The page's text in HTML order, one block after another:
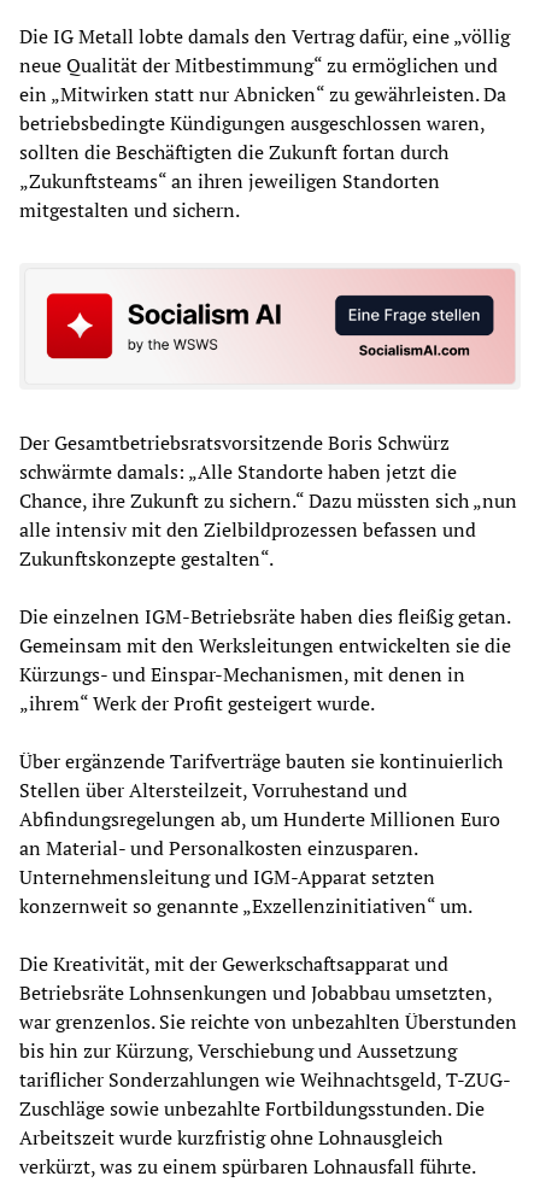
Die IG Metall lobte damals den Vertrag dafür, eine „völlig
neue Qualität der Mitbestimmung“ zu ermöglichen und
ein „Mitwirken statt nur Abnicken“ zu gewährleisten. Da
betriebsbedingte Kündigungen ausgeschlossen waren,
sollten die Beschäftigten die Zukunft fortan durch
„Zukunftsteams“ an ihren jeweiligen Standorten
mitgestalten und sichern.
Der Gesamtbetriebsratsvorsitzende Boris Schwürz
schwärmte damals: „Alle Standorte haben jetzt die
Chance, ihre Zukunft zu sichern.“ Dazu müssten sich „nun
alle intensiv mit den Zielbildprozessen befassen und
Zukunftskonzepte gestalten“.
Die einzelnen IGM-Betriebsräte haben dies fleißig getan.
Gemeinsam mit den Werksleitungen entwickelten sie die
Kürzungs- und Einspar-Mechanismen, mit denen in
„ihrem“ Werk der Profit gesteigert wurde.
Über ergänzende Tarifverträge bauten sie kontinuierlich
Stellen über Altersteilzeit, Vorruhestand und
Abfindungsregelungen ab, um Hunderte Millionen Euro
an Material- und Personalkosten einzusparen.
Unternehmensleitung und IGM-Apparat setzten
konzernweit so genannte „Exzellenzinitiativen“ um.
Die Kreativität, mit der Gewerkschaftsapparat und
Betriebsräte Lohnsenkungen und Jobabbau umsetzten,
war grenzenlos. Sie reichte von unbezahlten Überstunden
bis hin zur Kürzung, Verschiebung und Aussetzung
tariflicher Sonderzahlungen wie Weihnachtsgeld, T-ZUG-
Zuschläge sowie unbezahlte Fortbildungsstunden. Die
Arbeitszeit wurde kurzfristig ohne Lohnausgleich
verkürzt, was zu einem spürbaren Lohnausfall führte.